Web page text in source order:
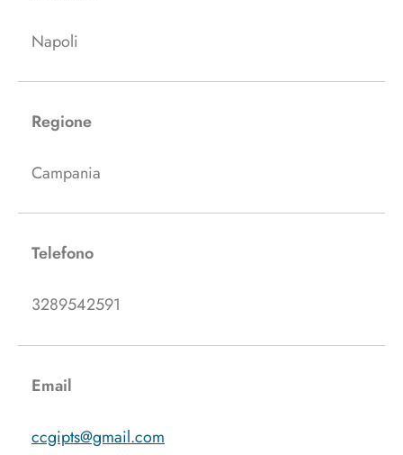
Napoli
Regione
Campania
Telefono
3289542591
Email
ccgipts@gmail.com